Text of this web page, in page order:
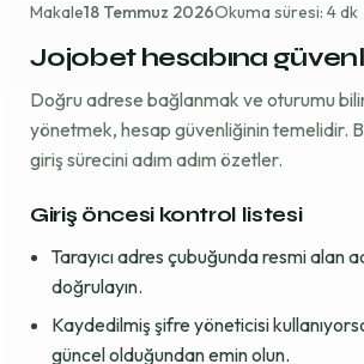
Makale18 Temmuz 2026Okuma süresi: 4 dk
Jojobet hesabına
Doğru adrese bağlanmak ve oturumu
yönetmek, hesap güvenliğinin temelidir.
giriş sürecini adım adım özetler.
Giriş öncesi kontrol listesi
Tarayıcı adres çubuğunda resmi alan
doğrulayın.
Kaydedilmiş şifre yöneticisi
güncel olduğundan emin olun.